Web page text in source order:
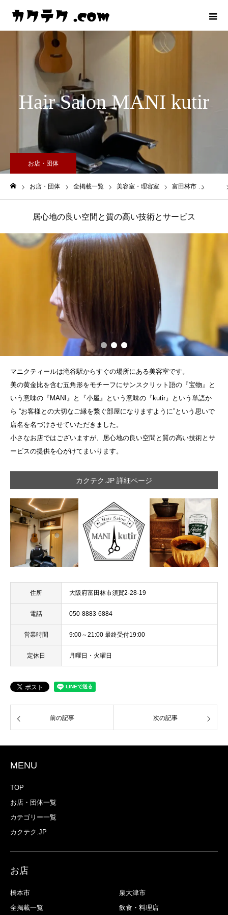
Hair Salon MANI kutir
お店・団体
お店・団体 全掲載一覧 美容室・理容室 富田林市
居心地の良い空間と質の高い技術とサービス
マニクティールは滝谷駅からすぐの場所にある美容室です。
美の黄金比を含む五角形をモチーフにサンスクリット語の『宝物』と
いう意味の『MANI』と『小屋』という意味の『kutir』という単語か
ら “お客様との大切なご縁を繋ぐ部屋になりますように”という思いで
店名を名づけさせていただきました。
小さなお店ではございますが、居心地の良い空間と質の高い技術とサ
ービスの提供を心がけてまいります。
カクテク.JP 詳細ページ
住所 大阪府富田林市須賀2-28-19
電話 050-8883-6884
営業時間 9:00～21:00​ 最終受付19:00
定休日 月曜日・火曜日
前の記事 次の記事
MENU
TOP
お店・団体一覧
カテゴリー一覧
カクテク.JP
お店
橋本市
泉大津市
全掲載一覧
飲食・料理店